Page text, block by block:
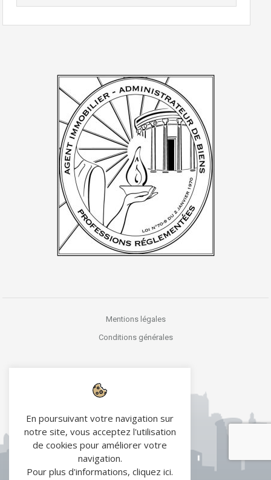
Mentions légales
Conditions générales
En poursuivant votre navigation sur
notre site, vous acceptez l'utilisation
de cookies pour améliorer votre
navigation.
Pour plus d'informations, cliquez ici.